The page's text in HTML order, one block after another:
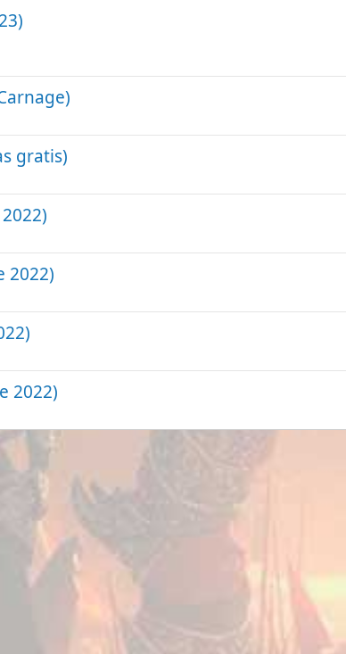
gratis)
2022)
2022)